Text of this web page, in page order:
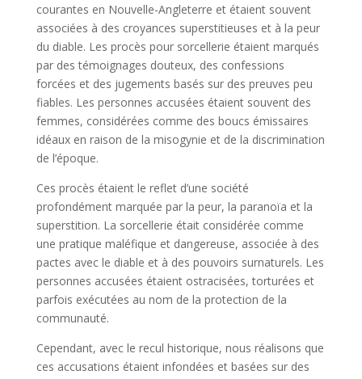
courantes en Nouvelle-Angleterre et étaient souvent
associées à des croyances superstitieuses et à la peur
du diable. Les procès pour sorcellerie étaient marqués
par des témoignages douteux, des confessions
forcées et des jugements basés sur des preuves peu
fiables. Les personnes accusées étaient souvent des
femmes, considérées comme des boucs émissaires
idéaux en raison de la misogynie et de la discrimination
de l’époque.
Ces procès étaient le reflet d’une société
profondément marquée par la peur, la paranoïa et la
superstition. La sorcellerie était considérée comme
une pratique maléfique et dangereuse, associée à des
pactes avec le diable et à des pouvoirs surnaturels. Les
personnes accusées étaient ostracisées, torturées et
parfois exécutées au nom de la protection de la
communauté.
Cependant, avec le recul historique, nous réalisons que
ces accusations étaient infondées et basées sur des